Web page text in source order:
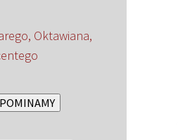
, Oktawiana,